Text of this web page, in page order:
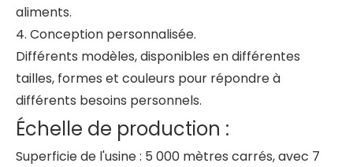
aliments.
4. Conception personnalisée.
Différents modèles, disponibles en différentes
tailles, formes et couleurs pour répondre à
différents besoins personnels.
Échelle de production :
Superficie de l'usine : 5 000 mètres carrés, avec 7